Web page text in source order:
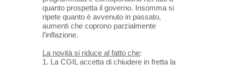
quanto prospetta il governo. Insomma si
ripete quanto è avvenuto in passato,
aumenti che coprono parzialmente
l’inflazione.
La novità si riduce al fatto che:
1. La CGIL accetta di chiudere in fretta la